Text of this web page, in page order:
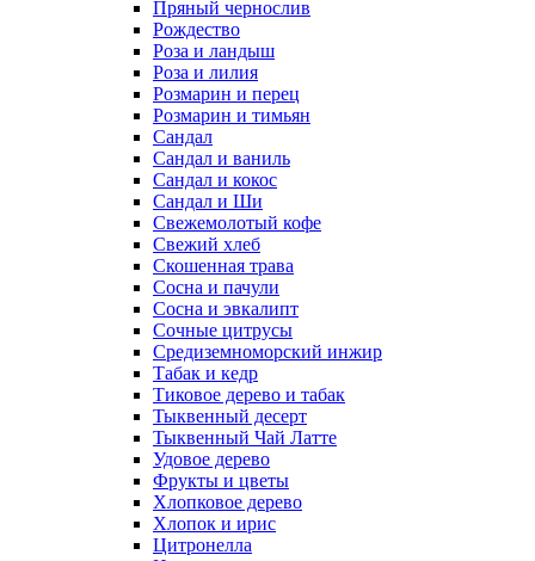
Пряный чернослив
Рождество
Роза и ландыш
Роза и лилия
Розмарин и перец
Розмарин и тимьян
Сандал
Сандал и ваниль
Сандал и кокос
Сандал и Ши
Свежемолотый кофе
Свежий хлеб
Скошенная трава
Сосна и пачули
Сосна и эвкалипт
Сочные цитрусы
Средиземноморский инжир
Табак и кедр
Тиковое дерево и табак
Тыквенный десерт
Тыквенный Чай Латте
Удовое дерево
Фрукты и цветы
Хлопковое дерево
Хлопок и ирис
Цитронелла